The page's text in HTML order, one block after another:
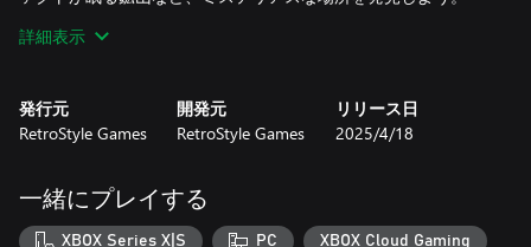
FARM RESOURCES
ようとすると、その土地の動物たちは嫌がる！ダンジョンを出
て、ダイナミックな戦闘モードに切り替えるのをお忘れなく。
MASSIVE BOSS FIGHTS
オーシャン・キーパーは、ユニークなボスとの大規模なバトル
であなたを驚かせる準備ができている！巨大なカニから空飛ぶ
詳細表示
発行元
RetroStyle Games
開発元
RetroStyle Games
リリース日
2025/4/18
一緒にプレイする
XBOX Series X|S PC XBOX Cloud Gaming